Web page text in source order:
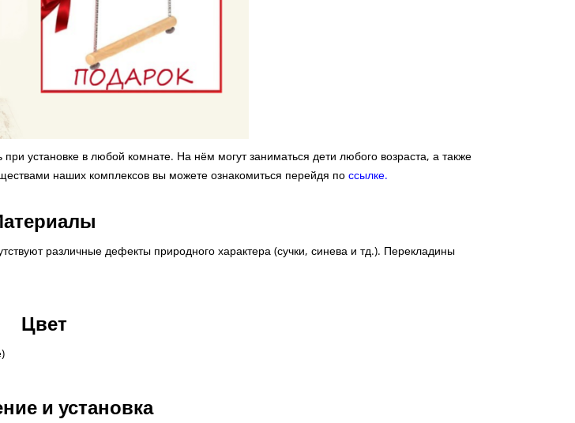
в любой комнате. На нём могут заниматься дети любого возраста, а также
наших комплексов вы можете ознакомиться перейдя по ссылке.
различные дефекты природного характера (сучки, синева и тд.). Перекладины
Цвет
и установка